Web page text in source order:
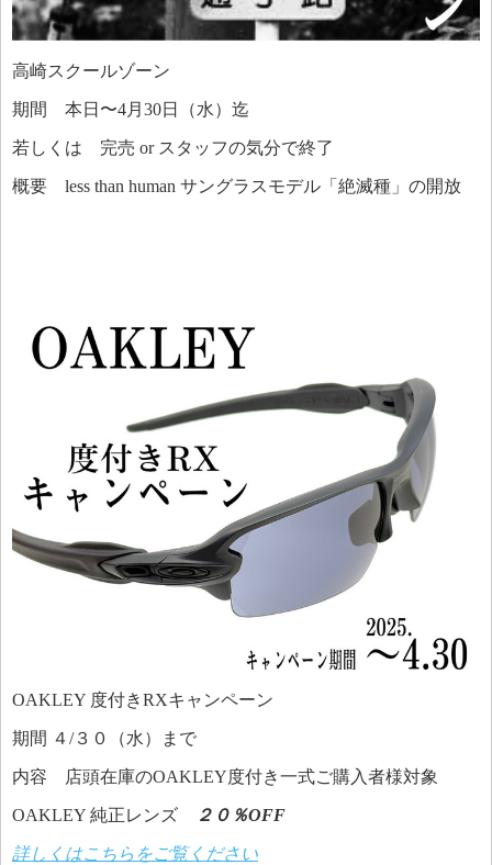
高崎スクールゾーン
期間 本日〜4月30日（水）迄
若しくは 完売 or スタッフの気分で終了
概要 less than human サングラスモデル「絶滅種」の開放
OAKLEY 度付きRXキャンペーン
期間 ４/３０（水）まで
内容 店頭在庫のOAKLEY度付き一式ご購入者様対象
OAKLEY 純正レンズ ２０％OFF
詳しくはこちらをご覧ください